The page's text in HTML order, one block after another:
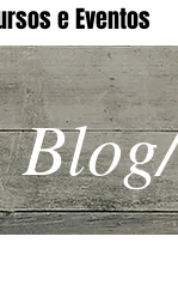
e Eventos